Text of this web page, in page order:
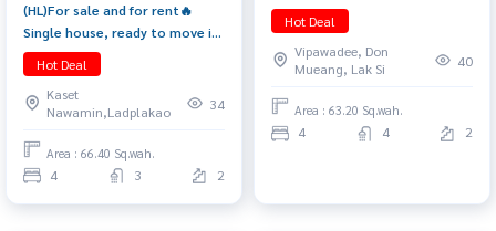
(HL)For sale and for rent🔥
Single house, ready to move in,
close to the expressway. Fully
furnished
Hot Deal
Kaset
Nawamin,Ladplakao
34
Area : 66.40 Sq.wah.
4 3 2
63.2 ตร.วา. 4 🛏️ 4 🛁 3 🚘 ติดต่อ
ฝ่ายขาย 065-6956939 (ลูกเกด)
Hot Deal
Vipawadee, Don
Mueang, Lak Si
40
Area : 63.20 Sq.wah.
4 4 2